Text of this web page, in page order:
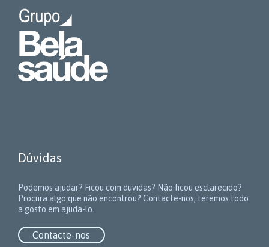
Dúvidas
Podemos ajudar? Ficou com duvidas? Não ficou esclarecido?
Procura algo que não encontrou? Contacte-nos, teremos todo
a gosto em ajuda-lo.
Contacte-nos